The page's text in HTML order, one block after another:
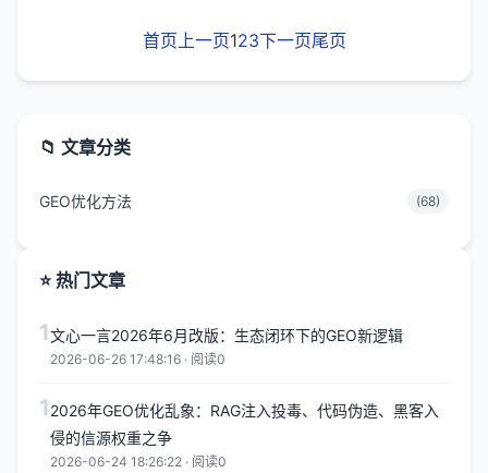
首页上一页123下一页尾页
📁 文章分类
GEO优化方法 (68)
⭐ 热门文章
1文心一言2026年6月改版：生态闭环下的GEO新逻辑
2026-06-26 17:48:16 · 阅读0
1 2026年GEO优化乱象：RAG注入投毒、代码伪造、黑客入
侵的信源权重之争
2026-06-24 18:26:22 · 阅读0